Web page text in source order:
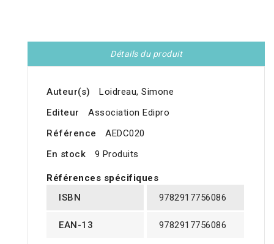
Détails du produit
Auteur(s)
Loidreau, Simone
Editeur
Association Edipro
Référence
AEDC020
En stock
9 Produits
Références spécifiques
ISBN
9782917756086
EAN-13 9782917756086